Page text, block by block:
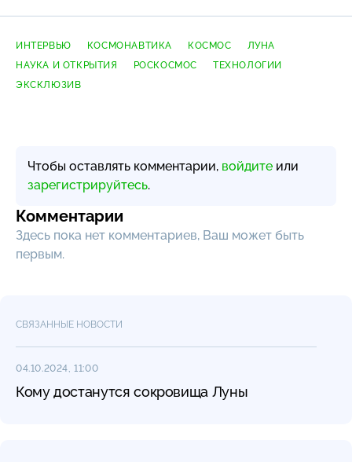
ИНТЕРВЬЮ КОСМОНАВТИКА КОСМОС
ЛУНА
НАУКА И ОТКРЫТИЯ
РОСКОСМОС
ТЕХНОЛОГИИ
ЭКСКЛЮЗИВ
Чтобы оставлять комментарии, войдите или
зарегистрируйтесь.
Комментарии
Здесь пока нет комментариев, Ваш может быть
первым.
СВЯЗАННЫЕ НОВОСТИ
04.10.2024, 11:00
Кому достанутся сокровища Луны